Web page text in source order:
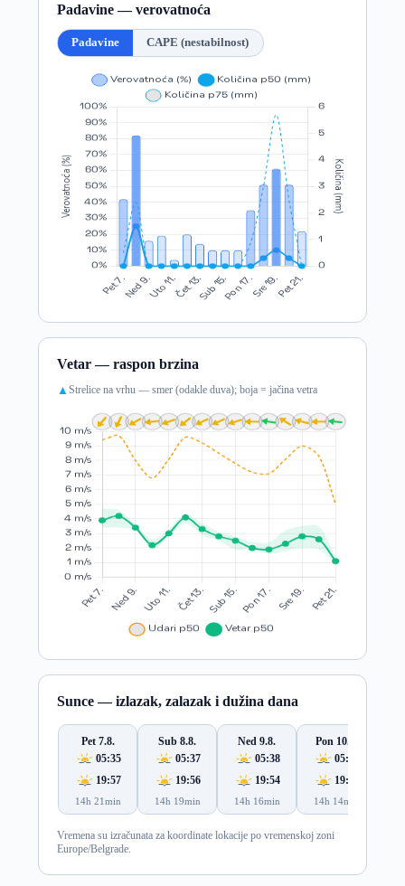
Padavine — verovatnoća
Padavine CAPE (nestabilnost)
Vetar — raspon brzina
▲ Strelice na vrhu — smer (odakle duva); boja = jačina vetra
Sunce — izlazak, zalazak i dužina dana
Pet 7.8.
05:35
19:57
14h 21min
Sub 8.8.
05:37
19:56
14h 19min
Ned 9.8.
05:38
19:54
14h 16min
Pon 10.8.
05:39
19:53
14h 14min
Vremena su izračunata za koordinate lokacije po vremenskoj zoni
Europe/Belgrade.